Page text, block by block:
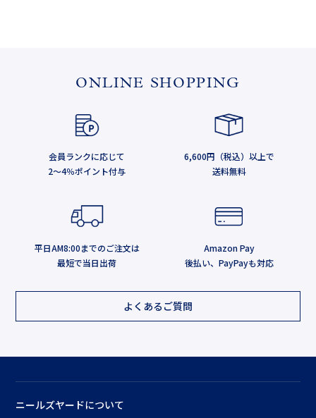
ONLINE SHOPPING
会員ランクに応じて
2～4％ポイント付与
6,600円（税込）以上で
送料無料
平日AM8:00までのご注文は
最短で当日出荷
Amazon Pay
後払い、PayPayも対応
よくあるご質問
ニールズヤードについて